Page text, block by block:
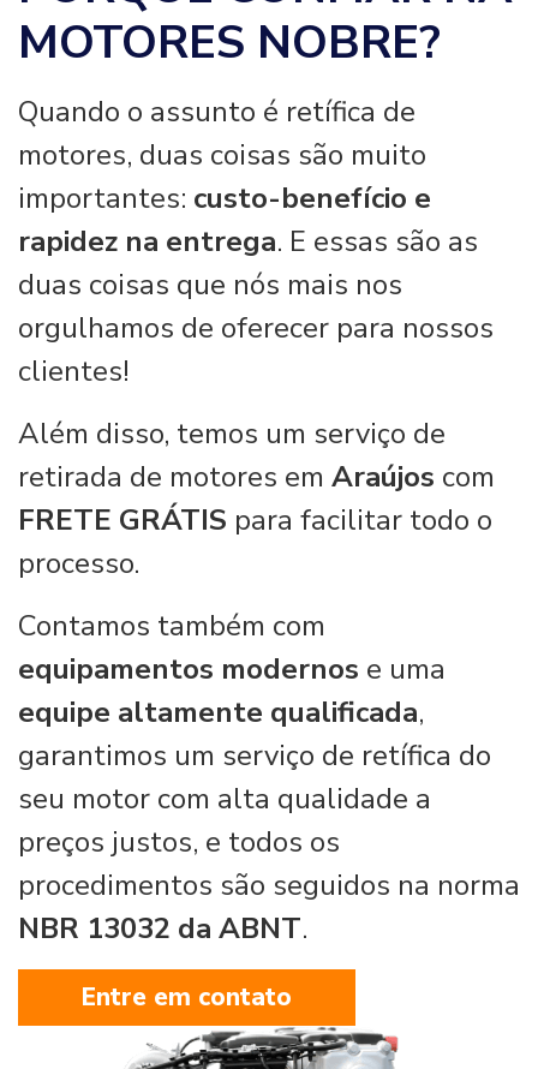
MOTORES NOBRE?
Quando o assunto é retífica de
motores, duas coisas são muito
importantes: custo-benefício e
rapidez na entrega. E essas são as
duas coisas que nós mais nos
orgulhamos de oferecer para nossos
clientes!
Além disso, temos um serviço de
retirada de motores em Araújos com
FRETE GRÁTIS para facilitar todo o
processo.
Contamos também com
equipamentos modernos e uma
equipe altamente qualificada,
garantimos um serviço de retífica do
seu motor com alta qualidade a
preços justos, e todos os
procedimentos são seguidos na norma
NBR 13032 da ABNT.
Entre em contato